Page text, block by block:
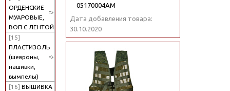
ОРДЕНСКИЕ
МУАРОВЫЕ,
ВОП С ЛЕНТОЙ
[15]
ПЛАСТИЗОЛЬ
(шевроны,
нашивки,
вымпелы)
[16] ВЫШИВКА
05170004АМ
Дата добавления товара:
30.10.2020